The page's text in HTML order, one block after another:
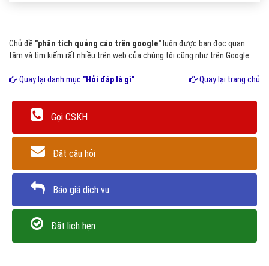
Chủ đề "phân tích quảng cáo trên google" luôn được bạn đọc quan
tâm và tìm kiếm rất nhiều trên web của chúng tôi cũng như trên Google.
Quay lại danh mục "Hỏi đáp là gì" Quay lại trang chủ
Gọi CSKH
Đặt câu hỏi
Báo giá dịch vụ
Đặt lịch hẹn